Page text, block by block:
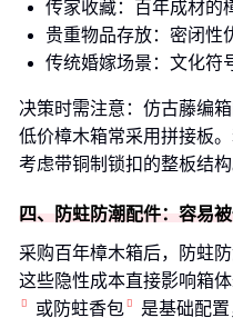
传家收藏：百年成材的
贵重物品存放：密闭性
传统婚嫁场景：文化符
决策时需注意：仿古藤编
低价樟木箱常采用拼接板
考虑带铜制锁扣的整板结构
四、防蛀防潮配件：容易
采购百年樟木箱后，防蛀
这些隐性成本直接影响箱体
或防蛀香包
是基础配